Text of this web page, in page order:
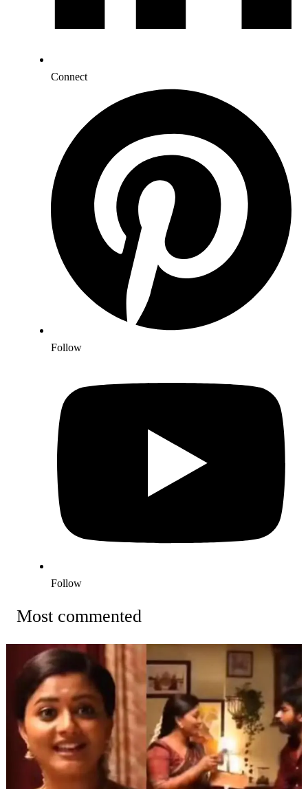
Connect
Follow
Follow
Most commented